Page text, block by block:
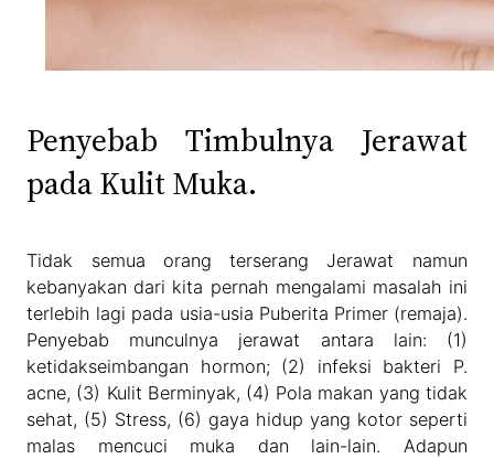
Penyebab Timbulnya Jerawat
pada Kulit Muka.
Tidak semua orang terserang Jerawat namun
kebanyakan dari kita pernah mengalami masalah ini
terlebih lagi pada usia-usia Puberita Primer (remaja).
Penyebab munculnya jerawat antara lain: (1)
ketidakseimbangan hormon; (2) infeksi bakteri P.
acne, (3) Kulit Berminyak, (4) Pola makan yang tidak
sehat, (5) Stress, (6) gaya hidup yang kotor seperti
malas mencuci muka dan lain-lain. Adapun